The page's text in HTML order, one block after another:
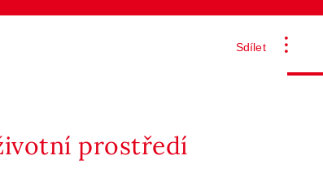
Sdílet
prostředí